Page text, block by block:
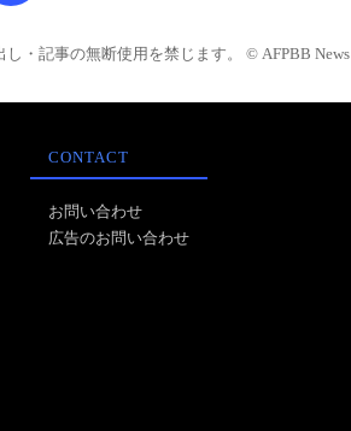
・記事の無断使用を禁じます。 © AFPBB News
CONTACT
お問い合わせ
広告のお問い合わせ